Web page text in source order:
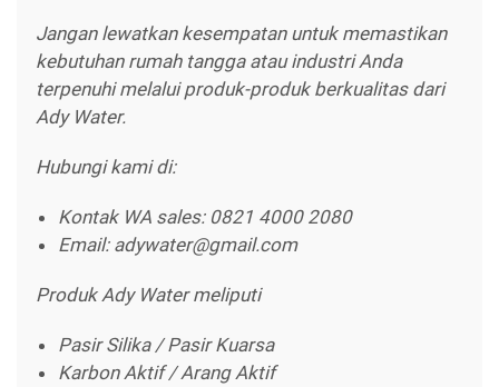
Jangan lewatkan kesempatan untuk memastikan
kebutuhan rumah tangga atau industri Anda
terpenuhi melalui produk-produk berkualitas dari
Ady Water.
Hubungi kami di:
Kontak WA sales: 0821 4000 2080
Email: adywater@gmail.com
Produk Ady Water meliputi
Pasir Silika / Pasir Kuarsa
Karbon Aktif / Arang Aktif